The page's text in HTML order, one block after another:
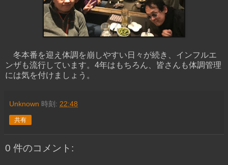
冬本番を迎え体調を崩しやすい日々が続き、インフルエ
ンザも流行しています。4年はもちろん、皆さんも体調管理
には気を付けましょう。
Unknown 時刻: 22:48
共有
0 件のコメント: